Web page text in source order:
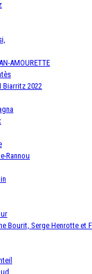
AMOURETTE
Biarritz 2022
Rannou
Bourit, Serge Henrotte et